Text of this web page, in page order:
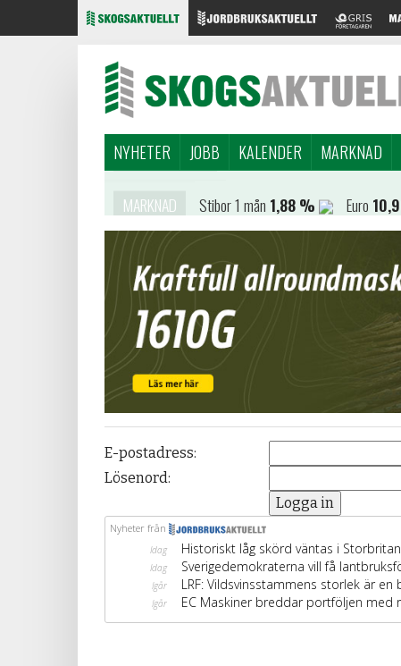
NYHETER JOBB KALENDER MARKNAD
E-postadress:
Lösenord: